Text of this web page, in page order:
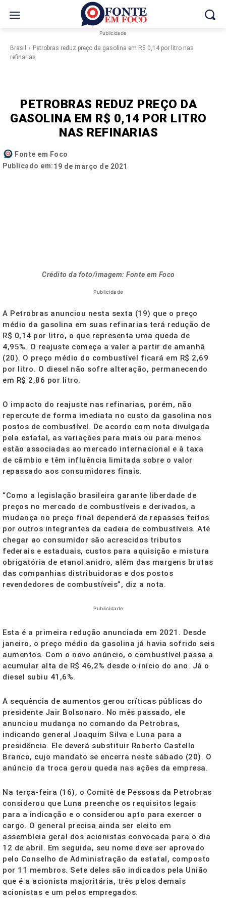
Publicidade
Brasil
Petrobras reduz preço da gasolina em R$ 0,14 por litro nas
refinarias
PETROBRAS REDUZ PREÇO DA
GASOLINA EM R$ 0,14 POR LITRO
NAS REFINARIAS
Fonte em Foco
Publicado em:19 de março de 2021
Crédito da foto/imagem: Fonte em Foco
Publicidade
A Petrobras anunciou nesta sexta (19) que o preço
médio da gasolina em suas refinarias terá redução de
R$ 0,14 por litro, o que representa uma queda de
4,95%. O reajuste começa a valer a partir de amanhã
(20). O preço médio do combustível ficará em R$ 2,69
por litro. O diesel não sofre alteração, permanecendo
em R$ 2,86 por litro.
O impacto do reajuste nas refinarias, porém, não
repercute de forma imediata no custo da gasolina nos
postos de combustível. De acordo com nota divulgada
pela estatal, as variações para mais ou para menos
estão associadas ao mercado internacional e à taxa
de câmbio e têm influência limitada sobre o valor
repassado aos consumidores finais.
“Como a legislação brasileira garante liberdade de
preços no mercado de combustíveis e derivados, a
mudança no preço final dependerá de repasses feitos
por outros integrantes da cadeia de combustíveis. Até
chegar ao consumidor são acrescidos tributos
federais e estaduais, custos para aquisição e mistura
obrigatória de etanol anidro, além das margens brutas
das companhias distribuidoras e dos postos
revendedores de combustíveis”, diz a nota.
Publicidade
Esta é a primeira redução anunciada em 2021. Desde
janeiro, o preço médio da gasolina já havia sofrido seis
aumentos. Com o novo anúncio, o combustível passa a
acumular alta de R$ 46,2% desde o início do ano. Já o
diesel subiu 41,6%.
A sequência de aumentos gerou críticas públicas do
presidente Jair Bolsonaro. No mês passado, ele
anunciou mudança no comando da Petrobras,
indicando general Joaquim Silva e Luna para a
presidência. Ele deverá substituir Roberto Castello
Branco, cujo mandato se encerra neste sábado (20). O
anúncio da troca gerou queda nas ações da empresa.
Na terça-feira (16), o Comitê de Pessoas da Petrobras
considerou que Luna preenche os requisitos legais
para a indicação e o considerou apto para exercer o
cargo. O general precisa ainda ser eleito em
assembleia geral dos acionistas convocada para o dia
12 de abril. Em seguida, seu nome deve ser aprovado
pelo Conselho de Administração da estatal, composto
por 11 membros. Sete deles são indicados pela União
que é a acionista majoritária, três pelos demais
acionistas e um pelos empregados.